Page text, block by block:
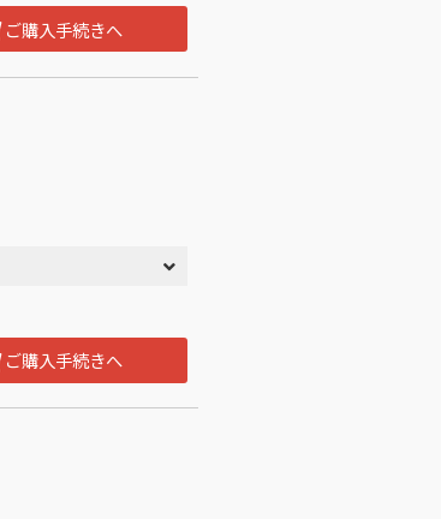
ご購入手続きへ
ご購入手続きへ